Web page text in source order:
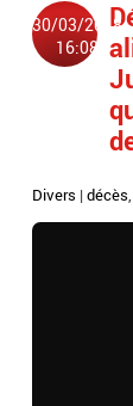
30/03/2018
16:08
Divers |décès